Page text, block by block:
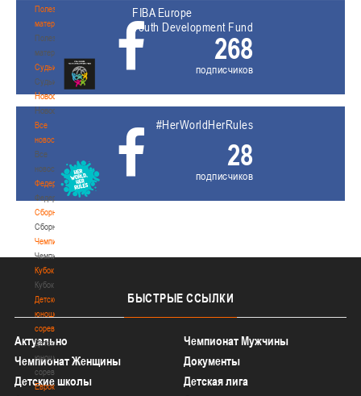
Полезные
материалы
Полезные
материалы
Судьи
Судьи
Новости
Новости
Все
новости
Все
новости
Федерация
Федерация
Сборные
Сборные
Чемпионат
Чемпионат
Кубок
Кубок
Детско-
юношеские
соревнования
Детско-
юношеские
соревнования
Еврокубки
FIBA Europe
Youth Development Fund
268
подписчиков
#HerWorldHerRules
28
подписчиков
БЫСТРЫЕ ССЫЛКИ
Актуально
Чемпионат Мужчины
Чемпионат Женщины
Документы
Детские школы
Детская лига